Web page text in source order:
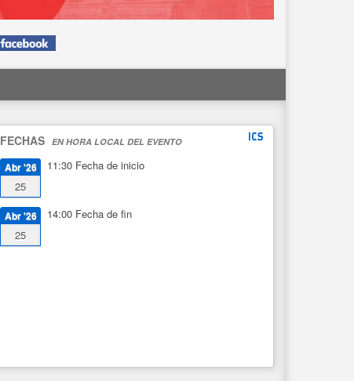
FECHAS EN HORA LOCAL DEL EVENTO
Abr '26
25
11:30 Fecha de inicio
Abr '26
25
14:00 Fecha de fin